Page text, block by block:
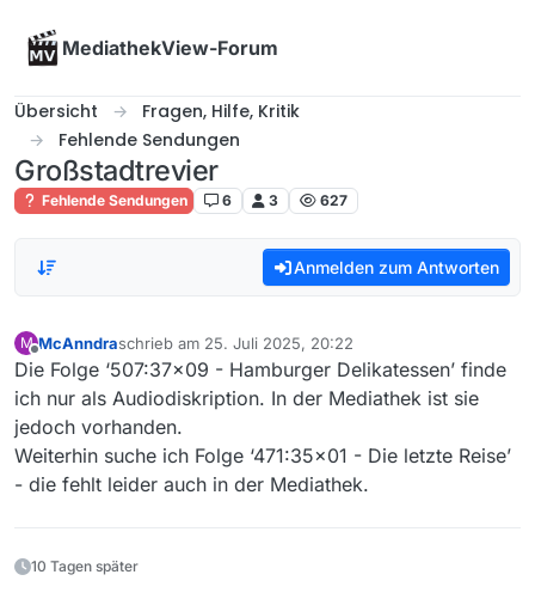
MediathekView-Forum
Übersicht
Fragen, Hilfe, Kritik
Fehlende Sendungen
Großstadtrevier
Fehlende Sendungen 6 3 627
Anmelden zum Antworten
M
Offline
McAnndraschrieb am 25. Juli 2025, 20:22
zuletzt editiert von
Die Folge ‘507:37x09 - Hamburger Delikatessen’ finde
ich nur als Audiodiskription. In der Mediathek ist sie
jedoch vorhanden.
Weiterhin suche ich Folge ‘471:35x01 - Die letzte Reise’
- die fehlt leider auch in der Mediathek.
10 Tagen später